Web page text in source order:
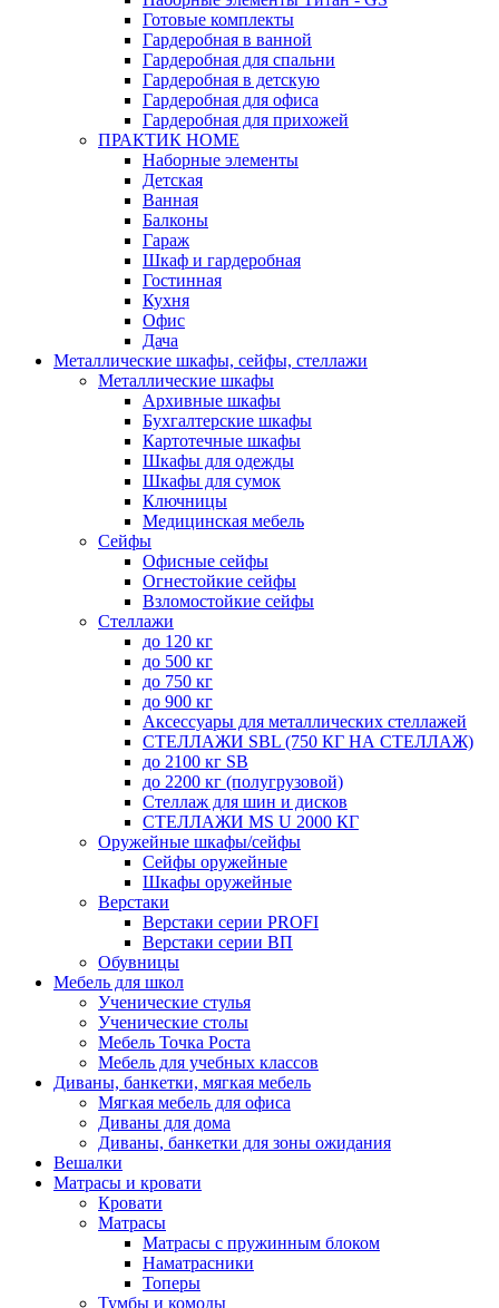
Готовые комплекты
Гардеробная в ванной
Гардеробная для спальни
Гардеробная в детскую
Гардеробная для офиса
Гардеробная для прихожей
ПРАКТИК HOME
Наборные элементы
Детская
Ванная
Балконы
Гараж
Шкаф и гардеробная
Гостинная
Кухня
Офис
Дача
Металлические шкафы, сейфы, стеллажи
Металлические шкафы
Архивные шкафы
Бухгалтерские шкафы
Картотечные шкафы
Шкафы для одежды
Шкафы для сумок
Ключницы
Медицинская мебель
Сейфы
Офисные сейфы
Огнестойкие сейфы
Взломостойкие сейфы
Стеллажи
до 120 кг
до 500 кг
до 750 кг
до 900 кг
Аксессуары для металлических стеллажей
СТЕЛЛАЖИ SBL (750 КГ НА СТЕЛЛАЖ)
до 2100 кг SB
до 2200 кг (полугрузовой)
Стеллаж для шин и дисков
СТЕЛЛАЖИ MS U 2000 КГ
Оружейные шкафы/сейфы
Сейфы оружейные
Шкафы оружейные
Верстаки
Верстаки серии PROFI
Верстаки серии ВП
Обувницы
Мебель для школ
Ученические стулья
Ученические столы
Мебель Точка Роста
Мебель для учебных классов
Диваны, банкетки, мягкая мебель
Мягкая мебель для офиса
Диваны для дома
Диваны, банкетки для зоны ожидания
Вешалки
Матрасы и кровати
Кровати
Матрасы
Матрасы с пружинным блоком
Наматрасники
Топеры
Тумбы и комоды